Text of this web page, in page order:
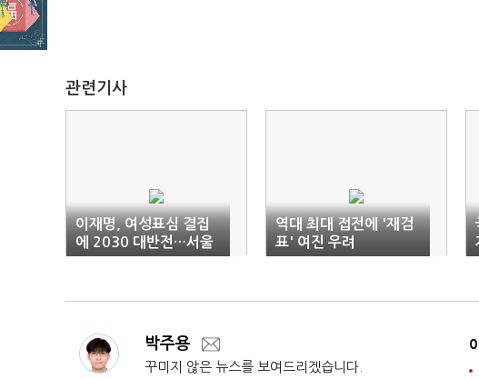
관련기사
이재명, 여성표심 결집
에 2030 대반전…서울
은 고전(종합2보)
역대 최대 접전에 '재검
표' 여진 우려
박주용
꾸미지 않은 뉴스를 보여드리겠습니다.